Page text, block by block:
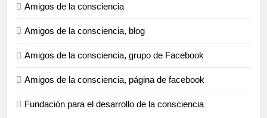
Amigos de la consciencia
Amigos de la consciencia, blog
Amigos de la consciencia, grupo de Facebook
Amigos de la consciencia, página de facebook
Fundación para el desarrollo de la consciencia